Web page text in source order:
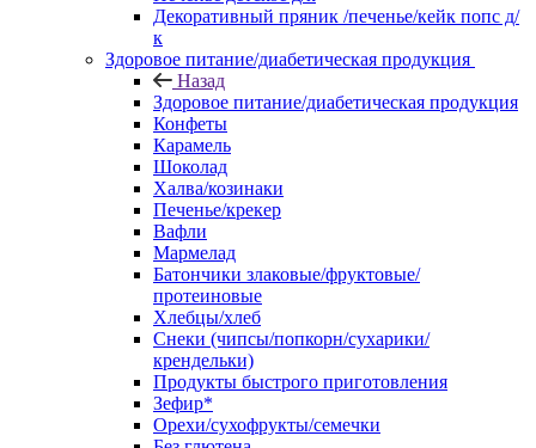
Декоративный пряник /печенье/кейк попс д/
к
Здоровое питание/диабетическая продукция
Назад
Здоровое питание/диабетическая продукция
Конфеты
Карамель
Шоколад
Халва/козинаки
Печенье/крекер
Вафли
Мармелад
Батончики злаковые/фруктовые/
протеиновые
Хлебцы/хлеб
Снеки (чипсы/попкорн/сухарики/
крендельки)
Продукты быстрого приготовления
Зефир*
Орехи/сухофрукты/семечки